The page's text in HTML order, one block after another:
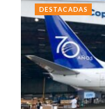
DESTACADAS